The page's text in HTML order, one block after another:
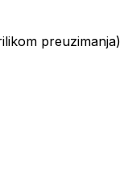
preuzimanja)